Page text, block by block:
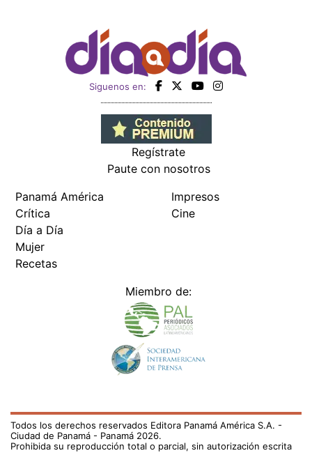
Siguenos en:
Regístrate
Paute con nosotros
Panamá América
Crítica
Día a Día
Mujer
Recetas
Impresos
Cine
Miembro de:
Todos los derechos reservados Editora Panamá América S.A. -
Ciudad de Panamá - Panamá 2026.
Prohibida su reproducción total o parcial, sin autorización escrita